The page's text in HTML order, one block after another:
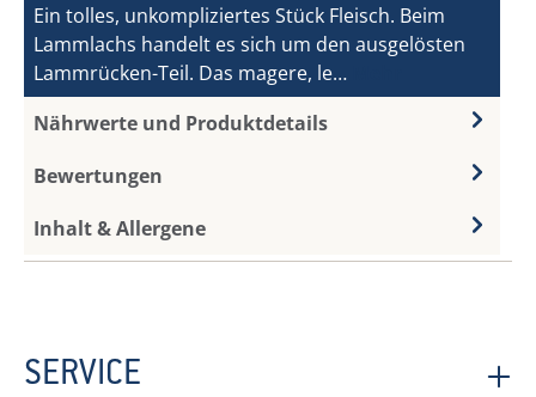
Ein tolles, unkompliziertes Stück Fleisch. Beim
Lammlachs handelt es sich um den ausgelösten
Lammrücken-Teil. Das magere, le…
Nährwerte und Produktdetails
Bewertungen
Inhalt & Allergene
SERVICE